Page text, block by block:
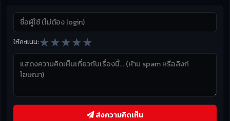
ให้คะแนน:★★★★★
ส่งความคิดเห็น